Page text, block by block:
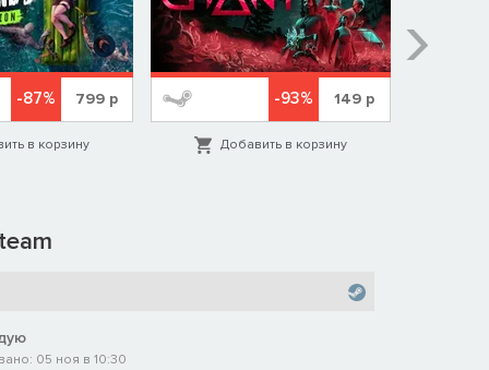
-87% 799 р
в корзину
-93% 149 р
Добавить в корзину
05 ноя в 10:30